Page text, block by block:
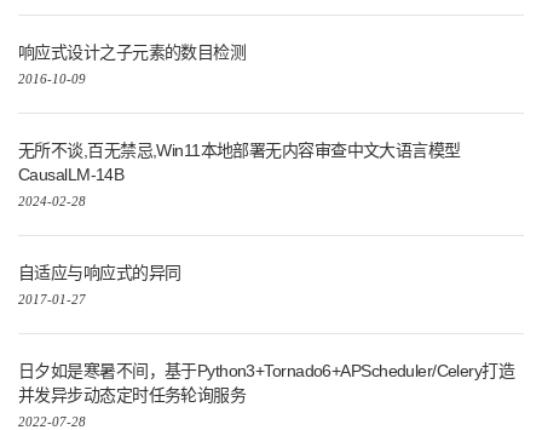
响应式设计之子元素的数目检测
2016-10-09
无所不谈,百无禁忌,Win11本地部署无内容审查中文大语言模型
CausalLM-14B
2024-02-28
自适应与响应式的异同
2017-01-27
日夕如是寒暑不间，基于Python3+Tornado6+APScheduler/Celery打造
并发异步动态定时任务轮询服务
2022-07-28